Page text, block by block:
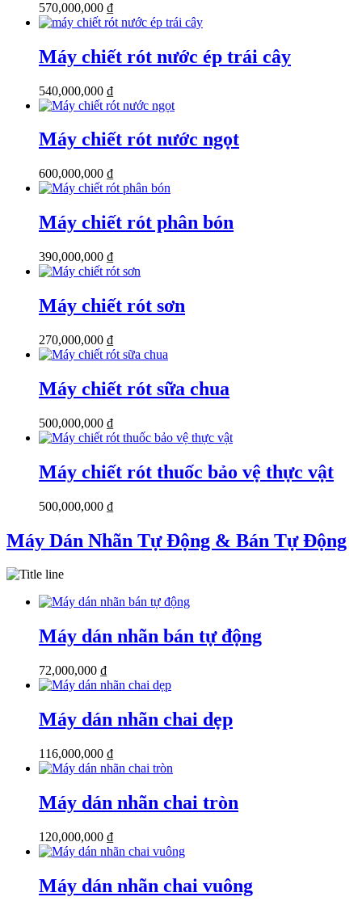
570,000,000 ₫
Máy chiết rót nước ép trái cây
540,000,000 ₫
Máy chiết rót nước ngọt
600,000,000 ₫
Máy chiết rót phân bón
390,000,000 ₫
Máy chiết rót sơn
270,000,000 ₫
Máy chiết rót sữa chua
500,000,000 ₫
Máy chiết rót thuốc bảo vệ thực vật
500,000,000 ₫
Máy Dán Nhãn Tự Động & Bán Tự Động
Máy dán nhãn bán tự động
72,000,000 ₫
Máy dán nhãn chai dẹp
116,000,000 ₫
Máy dán nhãn chai tròn
120,000,000 ₫
Máy dán nhãn chai vuông